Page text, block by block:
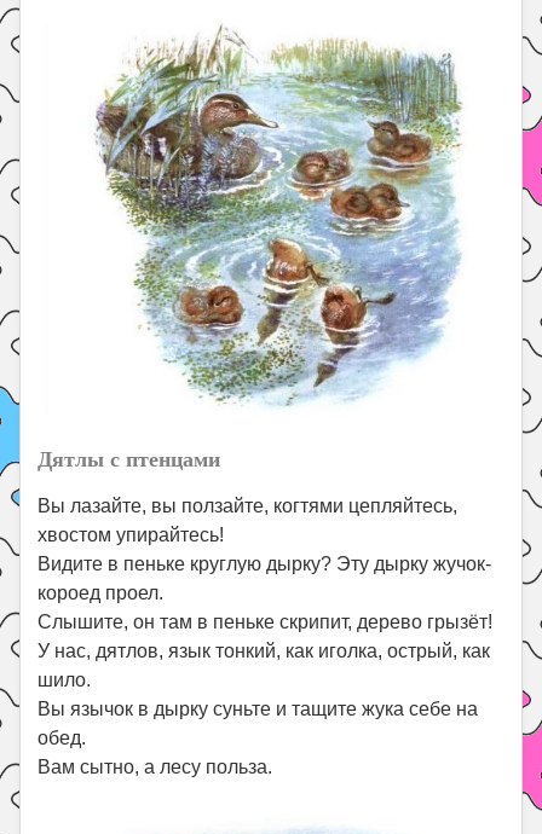
Дятлы с птенцами
Вы лазайте, вы ползайте, когтями цепляйтесь,
хвостом упирайтесь!
Видите в пеньке круглую дырку? Эту дырку жучок-
короед проел.
Слышите, он там в пеньке скрипит, дерево грызёт!
У нас, дятлов, язык тонкий, как иголка, острый, как
шило.
Вы язычок в дырку суньте и тащите жука себе на
обед.
Вам сытно, а лесу польза.